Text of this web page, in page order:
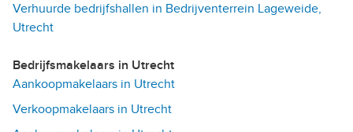
Verhuurde bedrijfshallen in Bedrijventerrein Lageweide,
Utrecht
Bedrijfsmakelaars in Utrecht
Aankoopmakelaars in Utrecht
Verkoopmakelaars in Utrecht